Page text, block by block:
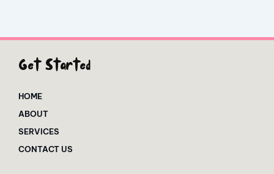
Get Started
HOME
ABOUT
SERVICES
CONTACT US